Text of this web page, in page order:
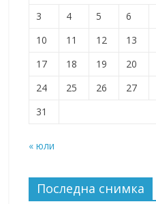
3
4 5 6
10
11 12 13
17
18 19 20
24
25 26 27
31
« юли
Последна снимка